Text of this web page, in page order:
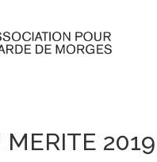
MERITE 2019